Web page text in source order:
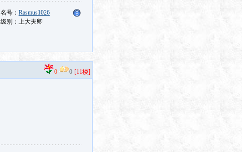
名号： Rasmus1026
级别：上大夫卿
0 0 [11楼]